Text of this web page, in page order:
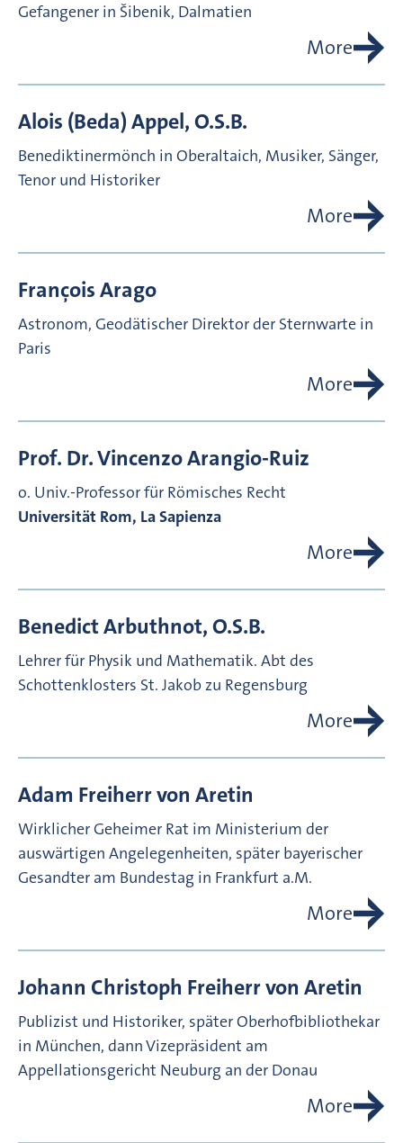
Gefangener in Šibenik, Dalmatien
More
Alois (Beda)Appel, O.S.B.
Benediktinermönch in Oberaltaich, Musiker, Sänger,
Tenor und Historiker
More
FrançoisArago
Astronom, Geodätischer Direktor der Sternwarte in
Paris
More
Prof. Dr.VincenzoArangio-Ruiz
o. Univ.-Professor für Römisches Recht
Universität Rom, La Sapienza
More
BenedictArbuthnot, O.S.B.
Lehrer für Physik und Mathematik. Abt des
Schottenklosters St. Jakob zu Regensburg
More
Adam Freiherr von Aretin
Wirklicher Geheimer Rat im Ministerium der
auswärtigen Angelegenheiten, später bayerischer
Gesandter am Bundestag in Frankfurt a.M.
More
Johann Christoph Freiherr von Aretin
Publizist und Historiker, später Oberhofbibliothekar
in München, dann Vizepräsident am
Appellationsgericht Neuburg an der Donau
More